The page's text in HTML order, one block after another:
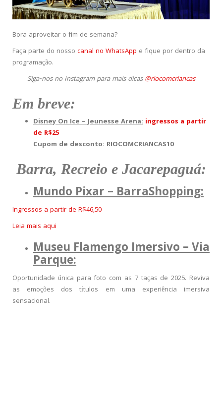
Bora aproveitar o fim de semana?
Faça parte do nosso canal no WhatsApp e fique por dentro da
programação.
Siga-nos no Instagram para mais dicas @riocomcriancas
Em breve:
Disney On Ice – Jeunesse Arena: ingressos a partir
de R$25
Cupom de desconto: RIOCOMCRIANCAS10
Barra, Recreio e Jacarepaguá:
Mundo Pixar – BarraShopping:
Ingressos a partir de R$46,50
Leia mais aqui
Museu Flamengo Imersivo – Via
Parque:
Oportunidade única para foto com as 7 taças de 2025. Reviva
as emoções dos títulos em uma experiência imersiva
sensacional.